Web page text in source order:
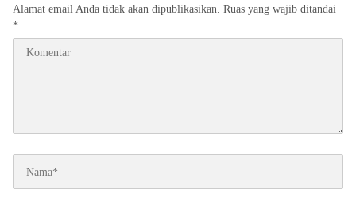
Alamat email Anda tidak akan dipublikasikan. Ruas yang wajib ditandai
*